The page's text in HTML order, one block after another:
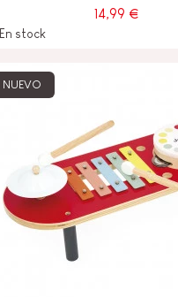
14,99 €
En stock
NUEVO